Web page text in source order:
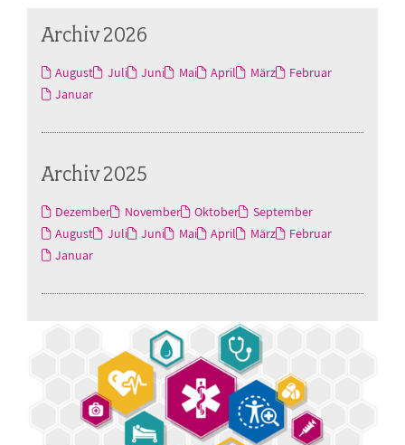
Archiv 2026
August Juli Juni Mai April März
Februar
Januar
Archiv 2025
Dezember November Oktober
September
August
Juli Juni Mai April März
Februar
Januar